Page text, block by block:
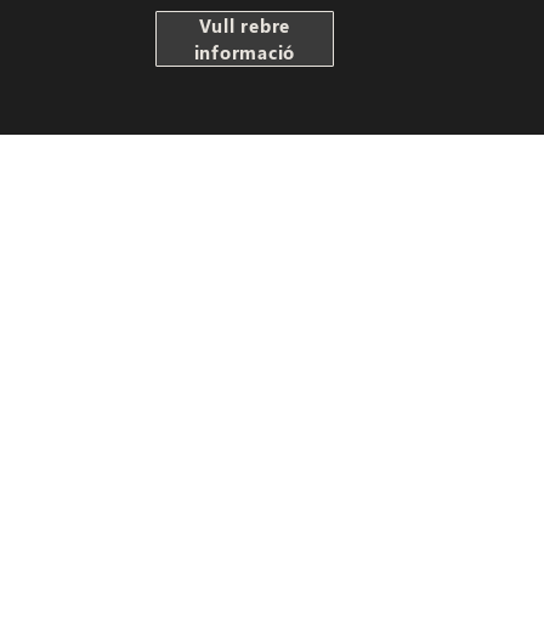
Vull rebre
informació